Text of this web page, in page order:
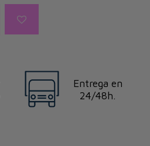
Entrega en
24/48h.